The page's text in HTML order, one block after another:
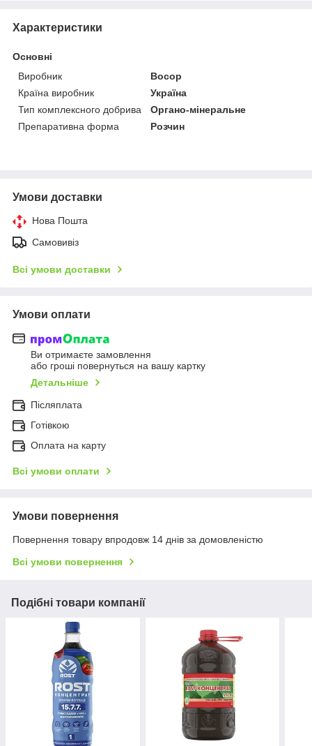
Характеристики
Основні
Виробник
Восор
Країна виробник
Україна
Тип комплексного добрива
Органо-мінеральне
Препаративна форма
Розчин
Умови доставки
Нова Пошта
Самовивіз
Всі умови доставки
Умови оплати
Ви отримаєте замовлення
або гроші повернуться на вашу картку
Детальніше
Післяплата
Готівкою
Оплата на карту
Всі умови оплати
Умови повернення
Повернення товару впродовж 14 днів за домовленістю
Всі умови повернення
Подібні товари компанії